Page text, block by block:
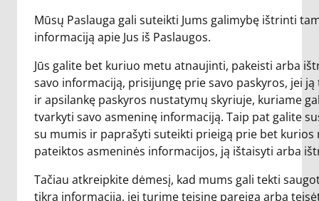
Mūsų Paslauga gali suteikti Jums galimybę ištrinti
informaciją apie Jus iš Paslaugos.
Jūs galite bet kuriuo metu atnaujinti, pakeisti arba
savo informaciją, prisijungę prie savo paskyros, jei
ir apsilankę paskyros nustatymų skyriuje, kuriame
tvarkyti savo asmeninę informaciją. Taip pat galite
su mumis ir paprašyti suteikti prieigą prie bet kurios
pateiktos asmeninės informacijos, ją ištaisyti arba
Tačiau atkreipkite dėmesį, kad mums gali tekti
tikrą informaciją, jei turime teisinę pareigą arba